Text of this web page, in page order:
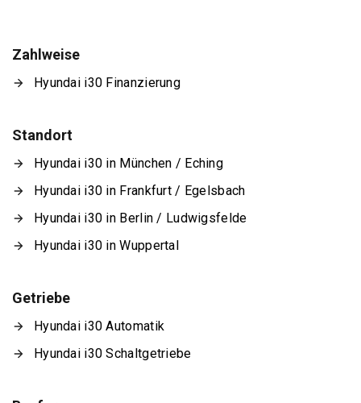
Zahlweise
Hyundai i30 Finanzierung
Standort
Hyundai i30 in München / Eching
Hyundai i30 in Frankfurt / Egelsbach
Hyundai i30 in Berlin / Ludwigsfelde
Hyundai i30 in Wuppertal
Getriebe
Hyundai i30 Automatik
Hyundai i30 Schaltgetriebe